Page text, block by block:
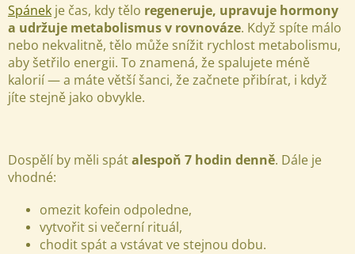
Spánek je čas, kdy tělo regeneruje, upravuje hormony
a udržuje metabolismus v rovnováze. Když spíte málo
nebo nekvalitně, tělo může snížit rychlost metabolismu,
aby šetřilo energii. To znamená, že spalujete méně
kalorií — a máte větší šanci, že začnete přibírat, i když
jíte stejně jako obvykle.
Dospělí by měli spátalespoň 7 hodin denně. Dále je
vhodné:
omezit kofein odpoledne,
vytvořit si večerní rituál,
chodit spát a vstávat ve stejnou dobu.